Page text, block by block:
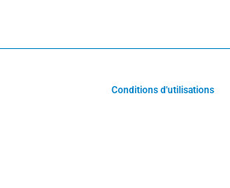
Conditions d'utilisations